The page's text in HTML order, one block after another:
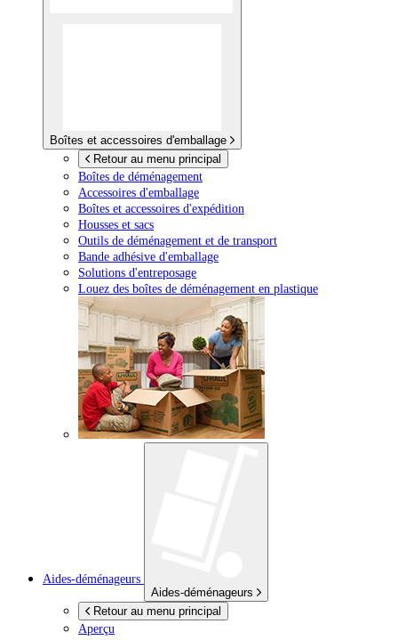
Boîtes et accessoires d'emballage
Retour au menu principal
Boîtes de déménagement
Accessoires d'emballage
Boîtes et accessoires d'expédition
Housses et sacs
Outils de déménagement et de transport
Bande adhésive d'emballage
Solutions d'entreposage
Louez des boîtes de déménagement en plastique
Aides-déménageurs
Aides-déménageurs
Retour au menu principal
Aperçu